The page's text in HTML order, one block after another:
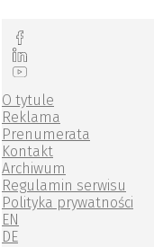
O tytule
Reklama
Prenumerata
Kontakt
Archiwum
Regulamin serwisu
Polityka prywatności
EN
DE